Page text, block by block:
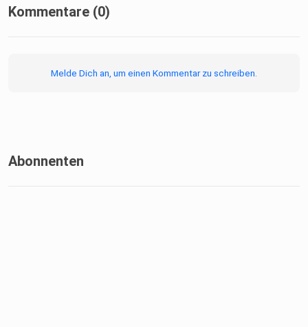
Kommentare (0)
Melde Dich an, um einen Kommentar zu schreiben.
Abonnenten